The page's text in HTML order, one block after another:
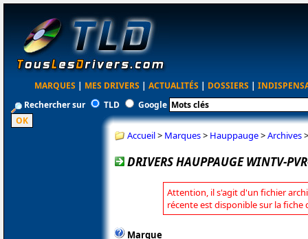
MARQUES | MES DRIVERS | ACTUALITÉS | DOSSIERS |
Rechercher sur
TLD Google
Accueil> Marques> Hauppauge>Archives
DRIVERS HAUPPAUGE WINTV-
Attention, il s'agit d'un fichier
récente est disponible sur la fiche
Marque